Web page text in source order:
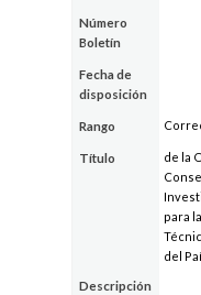
Número
Boletín
Fecha de
disposición
Rango
Título
de la
para
del
Descripción